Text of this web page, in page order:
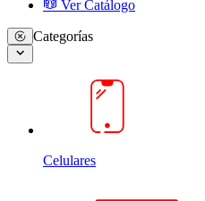
Ver Catálogo
Categorías
Celulares